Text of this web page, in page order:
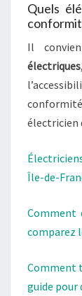
Quels
Il
électriques
électricien
Île-de-
Comment
comparez
Comment
guide pour